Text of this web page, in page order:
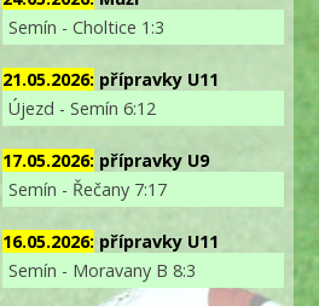
Semín - Choltice 1:3
21.05.2026: přípravky U11
Újezd - Semín 6:12
17.05.2026: přípravky U9
Semín - Řečany 7:17
16.05.2026: přípravky U11
Semín - Moravany B 8:3